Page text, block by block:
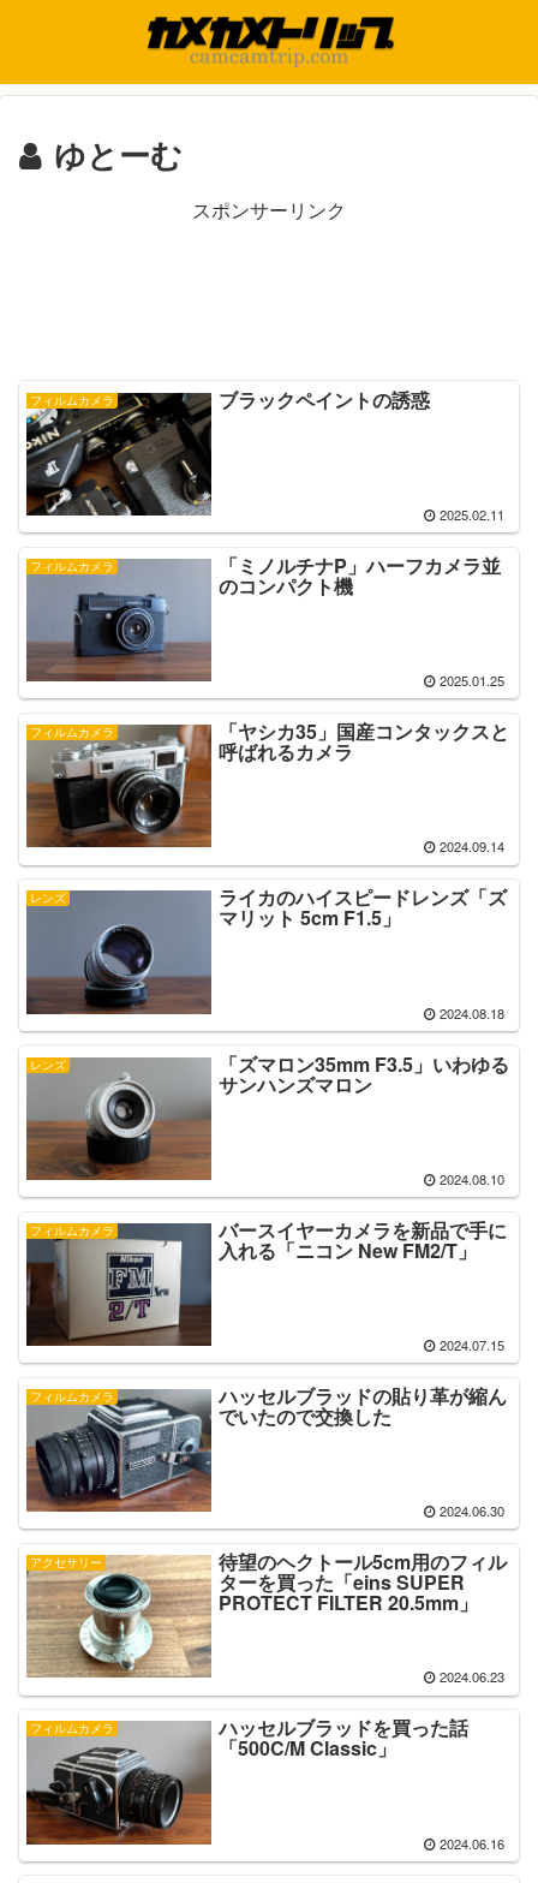
ゆとーむ
スポンサーリンク
フィルムカメラ ブラックペイントの誘惑
2025.02.11
フィルムカメラ 「ミノルチナP」ハーフカメラ並
のコンパクト機
2025.01.25
フィルムカメラ 「ヤシカ35」国産コンタックスと
呼ばれるカメラ
2024.09.14
レンズ ライカのハイスピードレンズ「ズ
マリット 5cm F1.5」
2024.08.18
レンズ 「ズマロン35mm F3.5」いわゆる
サンハンズマロン
2024.08.10
フィルムカメラ バースイヤーカメラを新品で手に
入れる「ニコン New FM2/T」
2024.07.15
フィルムカメラ ハッセルブラッドの貼り革が縮ん
でいたので交換した
2024.06.30
アクセサリー 待望のヘクトール5cm用のフィル
ターを買った「eins SUPER
PROTECT FILTER 20.5mm」
2024.06.23
フィルムカメラ ハッセルブラッドを買った話
「500C/M Classic」
2024.06.16